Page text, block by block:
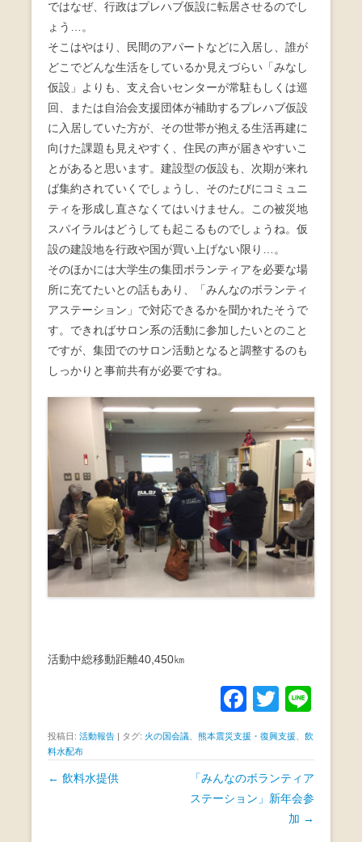
ではなぜ、行政はプレハブ仮設に転居させるのでし
ょう…。
そこはやはり、民間のアパートなどに入居し、誰が
どこでどんな生活をしているか見えづらい「みなし
仮設」よりも、支え合いセンターが常駐もしくは巡
回、または自治会支援団体が補助するプレハブ仮設
に入居していた方が、その世帯が抱える生活再建に
向けた課題も見えやすく、住民の声が届きやすいこ
とがあると思います。建設型の仮設も、次期が来れ
ば集約されていくでしょうし、そのたびにコミュニ
ティを形成し直さなくてはいけません。この被災地
スパイラルはどうしても起こるものでしょうね。仮
設の建設地を行政や国が買い上げない限り…。
そのほかには大学生の集団ボランティアを必要な場
所に充てたいとの話もあり、「みんなのボランティ
アステーション」で対応できるかを聞かれたそうで
す。できればサロン系の活動に参加したいとのこと
ですが、集団でのサロン活動となると調整するのも
しっかりと事前共有が必要ですね。
活動中総移動距離40,450㎞
F
a
c
e
b
T
wi
tt
er
投稿日: 活動報告 | タグ: 火の国会議 熊本震災支援・復興支援
飲
料水配布
投
← 飲料水提供
「みんなのボランティア
ステーション」新年会参
加 →